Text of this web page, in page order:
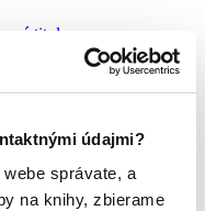
údajmi?
správate, a
na knihy, zbierame
tituly
na centrálnom sklade